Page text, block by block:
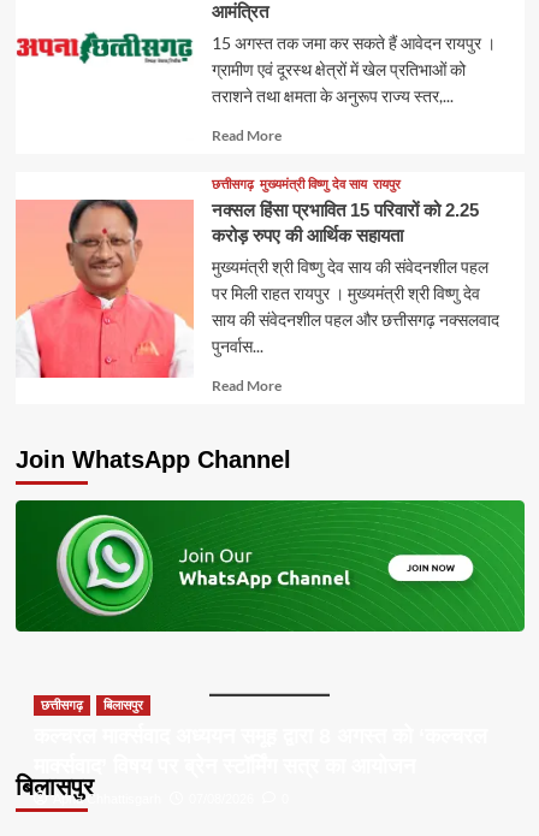
आमंत्रित
15 अगस्त तक जमा कर सकते हैं आवेदन रायपुर ।
ग्रामीण एवं दूरस्थ क्षेत्रों में खेल प्रतिभाओं को
तराशने तथा क्षमता के अनुरूप राज्य स्तर,...
Read MoreRead
about
छत्तीसगढ़ मुख्यमंत्री विष्णु देव साय रायपुर
नक्सल हिंसा प्रभावित 15 परिवारों को 2.25
करोड़ रुपए की आर्थिक सहायता
मुख्यमंत्री श्री विष्णु देव साय की संवेदनशील पहल
पर मिली राहत रायपुर । मुख्यमंत्री श्री विष्णु देव
साय की संवेदनशील पहल और छत्तीसगढ़ नक्सलवाद
पुनर्वास...
Read MoreRead
Join WhatsApp Channel
बिलासपुर
छत्तीसगढ़ बिलासपुर
Apna Chhattisgarh